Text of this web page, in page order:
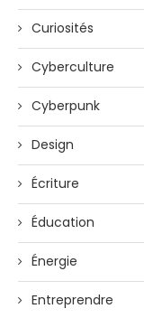
Curiosités
Cyberculture
Cyberpunk
Design
Écriture
Éducation
Énergie
Entreprendre